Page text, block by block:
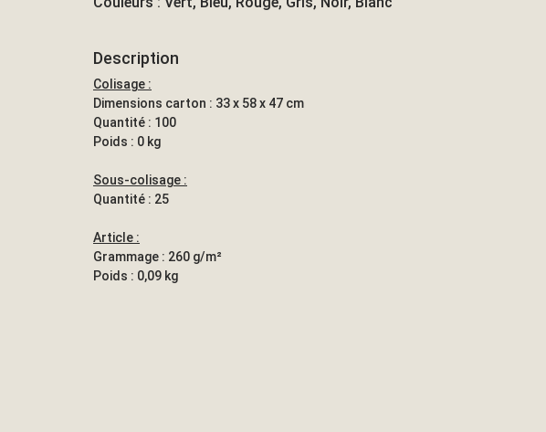
Description
Colisage :
Dimensions carton : 33 x 58 x 47 cm
Quantité : 100
Poids : 0 kg
Sous-colisage :
Quantité : 25
Article :
Grammage : 260 g/m²
Poids : 0,09 kg